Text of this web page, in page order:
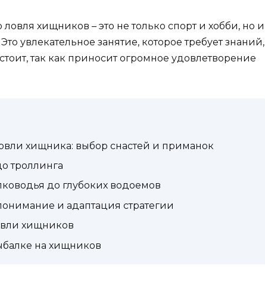
ловля хищников – это не только спорт и хобби, но и
увлекательное занятие, которое требует знаний,
так как приносит огромное удовлетворение
хищника: выбор снастей и приманок
троллинга
до глубоких водоемов
и адаптация стратегии
хищников
на хищников